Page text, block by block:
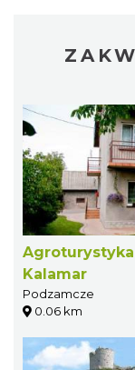
Agroturystyka
Kalamar
Podzamcze
0.06 km